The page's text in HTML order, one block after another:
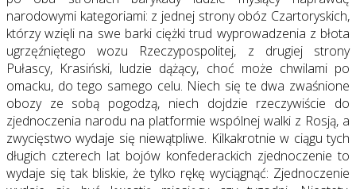
narodowymi kategoriami: z jednej strony obóz Czartoryskich,
którzy wzięli na swe barki ciężki trud wyprowadzenia z błota
ugrzęźniętego wozu Rzeczypospolitej, z drugiej strony
Pułascy, Krasiński, ludzie dążący, choć może chwilami po
omacku, do tego samego celu. Niech się te dwa zwaśnione
obozy ze sobą pogodzą, niech dojdzie rzeczywiście do
zjednoczenia narodu na platformie wspólnej walki z Rosją, a
zwycięstwo wydaje się niewątpliwe. Kilkakrotnie w ciągu tych
długich czterech lat bojów konfederackich zjednoczenie to
wydaje się tak bliskie, że tylko rękę wyciągnąć: Zjednoczenie